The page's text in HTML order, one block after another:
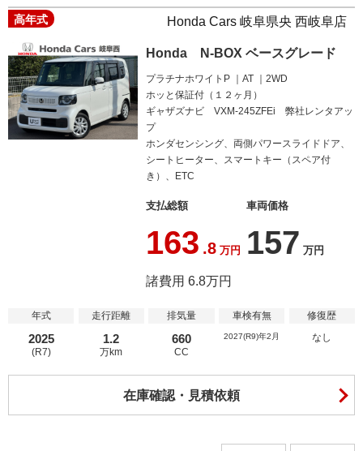
高年式 Honda Cars 岐阜県央 西岐阜店
Honda N-BOX ベースグレード
プラチナホワイトP AT
2WD
ホッと保証付（１２ヶ月）
ギャザズナビ VXM-245ZFEi 弊社レンタアッ
プ
ホンダセンシング、両側パワースライドドア、
シートヒーター、スマートキー（スペア付
き）、ETC
支払総額
163 .8 万円
車両価格
157 万円
諸費用 6.8万円
年式
2025
(R7)
走行距離
1.2
万km
排気量
660
CC
車検有無
2027(R9)年2月
修復歴
なし
在庫確認・見積依頼